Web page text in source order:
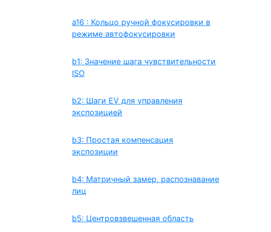
a16 : Кольцо ручной фокусировки в
режиме автофокусировки
b1: Значение шага чувствительности
ISO
b2: Шаги EV для управления
экспозицией
b3: Простая компенсация
экспозиции
b4: Матричный замер, распознавание
лиц
b5: Центровзвешенная область